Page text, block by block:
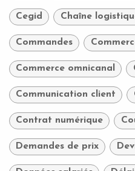
Cegid Chaîne
Commandes
Commerce omnicanal
Communication client
Contrat numérique
Demandes de prix